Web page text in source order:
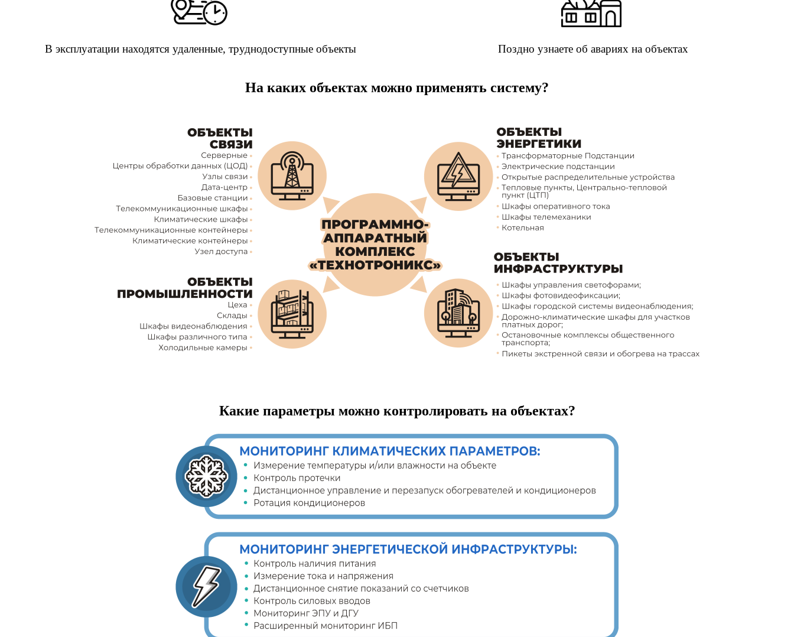
В эксплуатации находятся удаленные, труднодоступные объекты Поздно узнаете об авариях на объектах
На каких объектах можно применять систему?
Какие параметры можно контролировать на объектах?